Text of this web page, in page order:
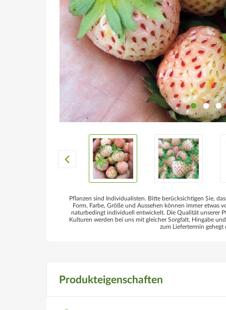
Pflanzen sind Individualisten. Bitte berücksichtigen Sie,
Form, Farbe, Größe und Aussehen können immer etwas
naturbedingt individuell entwickelt. Die Qualität unserer
Kulturen werden bei uns mit gleicher Sorgfalt, Hingabe
zum Liefertermin gehegt
Produkteigenschaften